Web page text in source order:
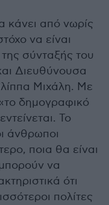
κάνει από νωρίς
να είναι
σύνταξής του
Διευθύνουσα
Μιχάλη. Με
δημογραφικό
Το
άνθρωποι
ποια θα είναι
να
ότι
πολίτες